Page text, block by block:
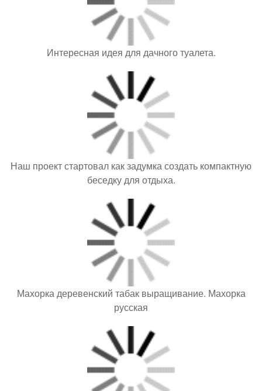
Наш проект стартовал как задумка создать компактную
беседку для отдыха.
Махорка деревенский табак выращивание. Махорка
русская
Хрустящие маринованные огурчики ", внимание, Только
С Грядки".